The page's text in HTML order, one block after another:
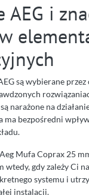
AEG i
są wybierane przez
narażone na
ma bezpośredni
Mufa Coprax 25
wtedy, gdy zależy Ci
systemu i
instalacji.